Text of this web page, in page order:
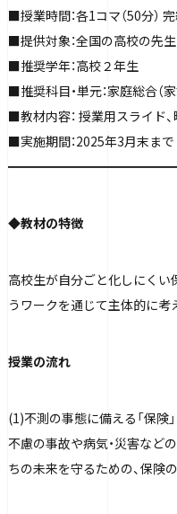
■授業時間：各1コマ（50分）
■提供対象：全国の高校の先生
■推奨学年：高校２年生
■推奨科目・単元：家庭総合（
■教材内容： 授業用スライド
■実施期間：2025年3月末まで
◆教材の特徴
高校生が自分ごと化しにくい
うワークを通じて主体的に考
授業の流れ
(1)不測の事態に備える「保険
不慮の事故や病気・災害など
ちの未来を守るための、保険